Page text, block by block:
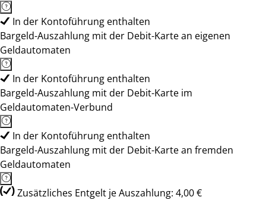
In der Kontoführung enthalten
Bargeld-Auszahlung mit der Debit-Karte an eigenen
Geldautomaten
In der Kontoführung enthalten
Bargeld-Auszahlung mit der Debit-Karte im
Geldautomaten-Verbund
In der Kontoführung enthalten
Bargeld-Auszahlung mit der Debit-Karte an fremden
Geldautomaten
Zusätzliches Entgelt je Auszahlung: 4,00 €